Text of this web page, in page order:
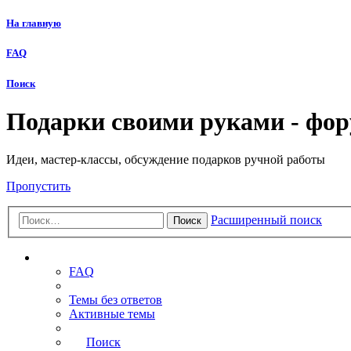
На главную
FAQ
Поиск
Подарки своими руками -
Идеи, мастер-классы, обсуждение подарков ручной работы
Пропустить
Поиск Расширенный поиск
FAQ
Темы без ответов
Активные темы
Поиск